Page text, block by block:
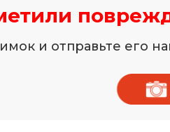
и отправьте его